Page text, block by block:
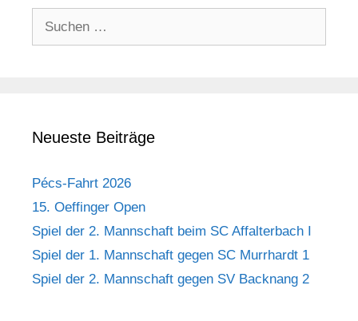
Neueste Beiträge
Pécs-Fahrt 2026
15. Oeffinger Open
Spiel der 2. Mannschaft beim SC Affalterbach I
Spiel der 1. Mannschaft gegen SC Murrhardt 1
Spiel der 2. Mannschaft gegen SV Backnang 2